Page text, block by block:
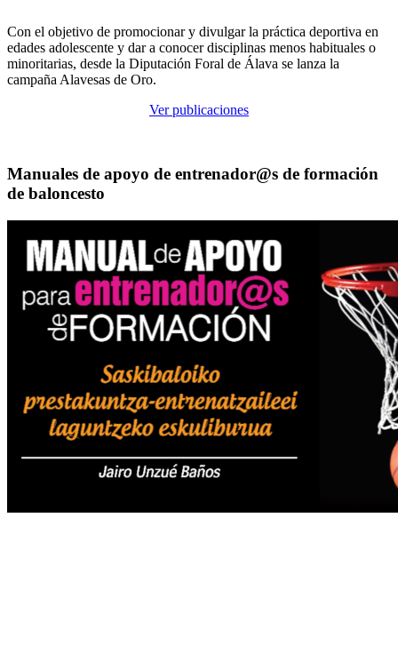
Con el objetivo de promocionar y divulgar la práctica deportiva en
edades adolescente y dar a conocer disciplinas menos habituales o
minoritarias, desde la Diputación Foral de Álava se lanza la
campaña Alavesas de Oro.
Ver publicaciones
Manuales de apoyo de entrenador@s de formación
de baloncesto